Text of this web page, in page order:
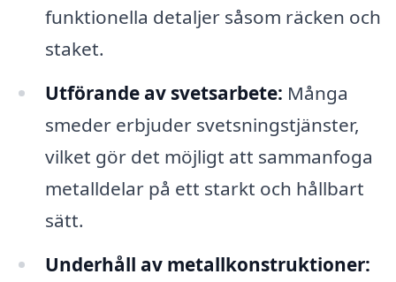
funktionella detaljer såsom räcken och
staket.
Utförande av svetsarbete: Många
smeder erbjuder svetsningstjänster,
vilket gör det möjligt att sammanfoga
metalldelar på ett starkt och hållbart
sätt.
Underhåll av metallkonstruktioner: